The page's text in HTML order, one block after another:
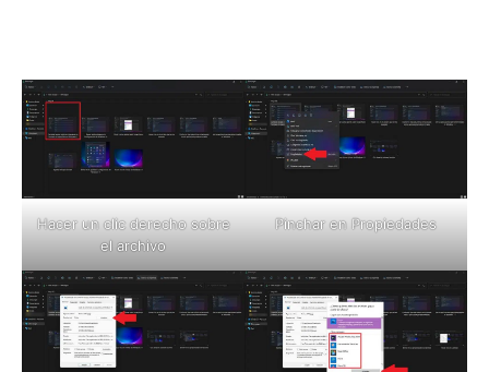
Hacer un clic derecho sobre
el archivo
Pinchar en Propiedades